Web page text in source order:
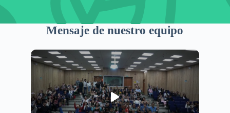
Mensaje de nuestro equipo